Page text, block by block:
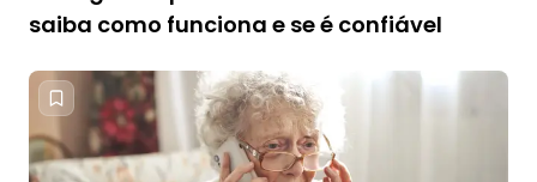
saiba como funciona e se é confiável